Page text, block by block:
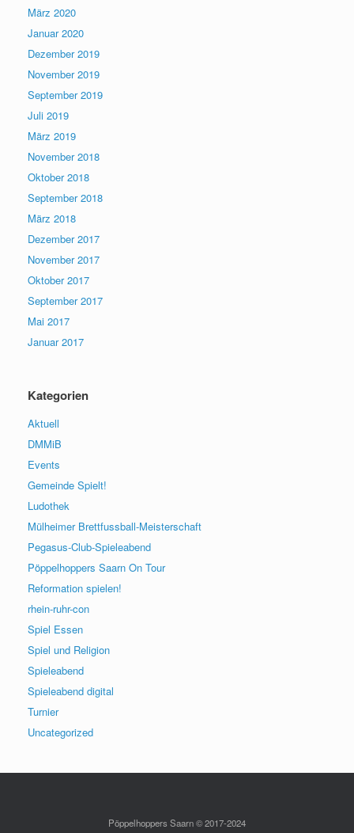
März 2020
Januar 2020
Dezember 2019
November 2019
September 2019
Juli 2019
März 2019
November 2018
Oktober 2018
September 2018
März 2018
Dezember 2017
November 2017
Oktober 2017
September 2017
Mai 2017
Januar 2017
Kategorien
Aktuell
DMMiB
Events
Gemeinde Spielt!
Ludothek
Mülheimer Brettfussball-Meisterschaft
Pegasus-Club-Spieleabend
Pöppelhoppers Saarn On Tour
Reformation spielen!
rhein-ruhr-con
Spiel Essen
Spiel und Religion
Spieleabend
Spieleabend digital
Turnier
Uncategorized
Pöppelhoppers Saarn © 2017-2024